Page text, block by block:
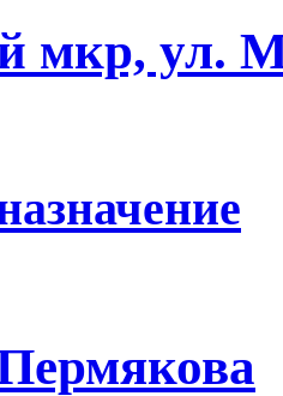
мкр, ул.